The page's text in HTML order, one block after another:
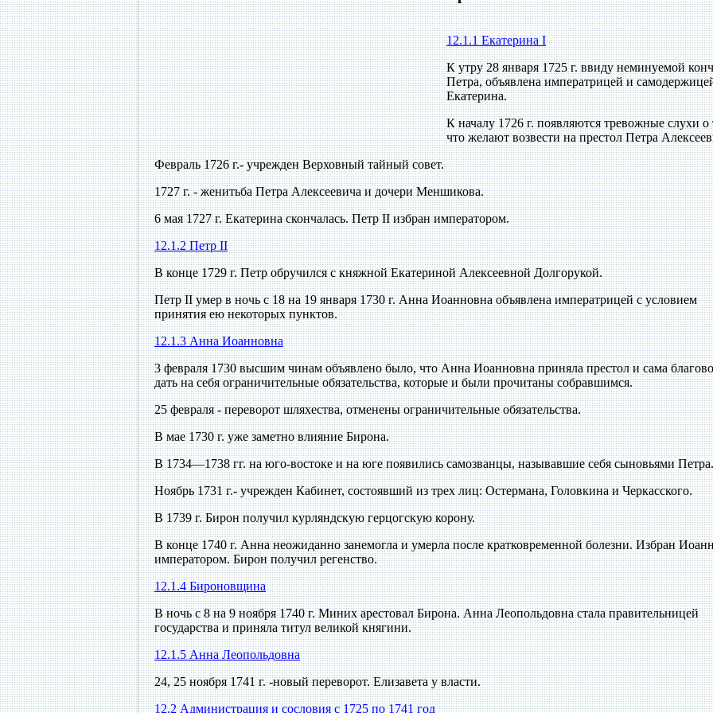
12.1.1 Екатерина I
К утру 28 января 1725 г. ввиду неминуемой
Петра, объявлена императрицей и
Екатерина.
К началу 1726 г. появляются тревожные слухи о
что желают возвести на престол Петра
Февраль 1726 г.- учрежден Верховный тайный совет.
1727 г. - женитьба Петра Алексеевича и дочери Меншикова.
6 мая 1727 г. Екатерина скончалась. Петр II избран императором.
12.1.2 Петр II
В конце 1729 г. Петр обручился с княжной Екатериной Алексеевной Долгорукой.
Петр II умер в ночь с 18 на 19 января 1730 г. Анна Иоанновна объявлена императрицей с условием
принятия ею некоторых пунктов.
12.1.3 Анна Иоанновна
3 февраля 1730 высшим чинам объявлено было, что Анна Иоанновна приняла престол и сама
дать на себя ограничительные обязательства, которые и были прочитаны собравшимся.
25 февраля - переворот шляхества, отменены ограничительные обязательства.
В мае 1730 г. уже заметно влияние Бирона.
В 1734—1738 гг. на юго-востоке и на юге появились самозванцы, называвшие себя сыновьями Петра.
Ноябрь 1731 г.- учрежден Кабинет, состоявший из трех лиц: Остермана, Головкина и Черкасского.
В 1739 г. Бирон получил курляндскую герцогскую корону.
В конце 1740 г. Анна неожиданно занемогла и умерла после кратковременной болезни. Избран
императором. Бирон получил регенство.
12.1.4 Бироновщина
В ночь с 8 на 9 ноября 1740 г. Миних арестовал Бирона. Анна Леопольдовна стала правительницей
государства и приняла титул великой княгини.
12.1.5 Анна Леопольдовна
24, 25 ноября 1741 г. -новый переворот. Елизавета у власти.
12.2 Администрация и сословия с 1725 по 1741 год